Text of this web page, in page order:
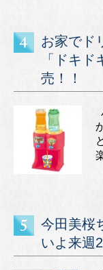
お家でド
「ドキ
売！！
今田美桜
いよ来週